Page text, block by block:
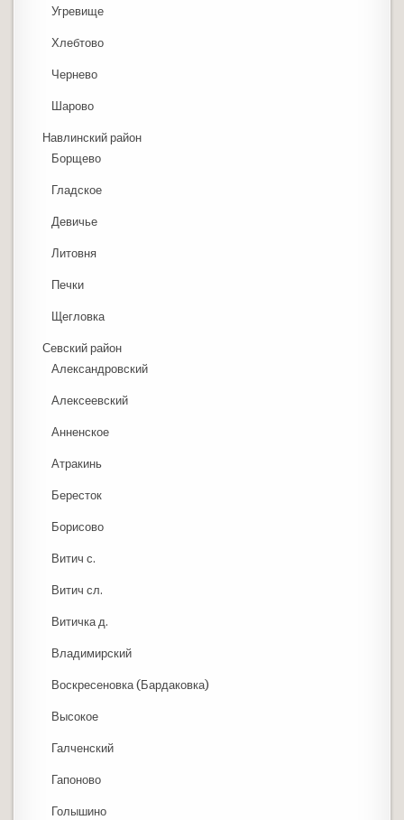
Угревище
Хлебтово
Чернево
Шарово
Навлинский район
Борщево
Гладское
Девичье
Литовня
Печки
Щегловка
Севский район
Александровский
Алексеевский
Анненское
Атракинь
Бересток
Борисово
Витич с.
Витич сл.
Витичка д.
Владимирский
Воскресеновка (Бардаковка)
Высокое
Галченский
Гапоново
Голышино